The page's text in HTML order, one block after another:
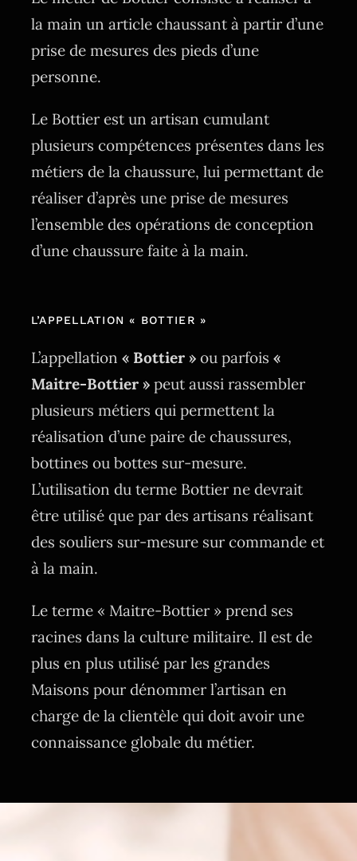
la main un article chaussant à partir d’une
prise de mesures des pieds d’une
personne.
Le Bottier est un artisan cumulant
plusieurs compétences présentes dans les
métiers de la chaussure, lui permettant de
réaliser d’après une prise de mesures
l’ensemble des opérations de conception
d’une chaussure faite à la main.
L’APPELLATION « BOTTIER »
L’appellation « Bottier »ou parfois «
Maitre-Bottier »peut aussi rassembler
plusieurs métiers qui permettent la
réalisation d’une paire de chaussures,
bottines ou bottes sur-mesure.
L’utilisation du terme Bottier ne devrait
être utilisé que par des artisans réalisant
des souliers sur-mesure sur commande et
à la main.
Le terme « Maitre-Bottier » prend ses
racines dans la culture militaire. Il est de
plus en plus utilisé par les grandes
Maisons pour dénommer l’artisan en
charge de la clientèle qui doit avoir une
connaissance globale du métier.